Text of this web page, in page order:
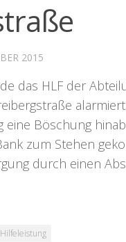
2015
das HLF der
eine Böschung
zum Stehen
durch einen